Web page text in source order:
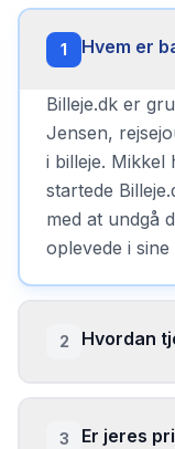
1 Hvem er
Billeje.dk er
Jensen,
i billeje. Mikkel
startede
med at undgå
oplevede i sine
2 Hvordan
3
Er jeres